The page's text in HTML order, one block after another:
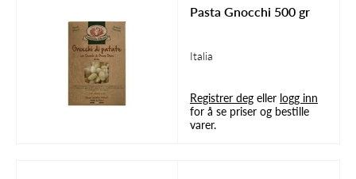
Pasta Gnocchi 500 gr
Italia
Registrer deg eller logg inn
for å se priser og bestille
varer.